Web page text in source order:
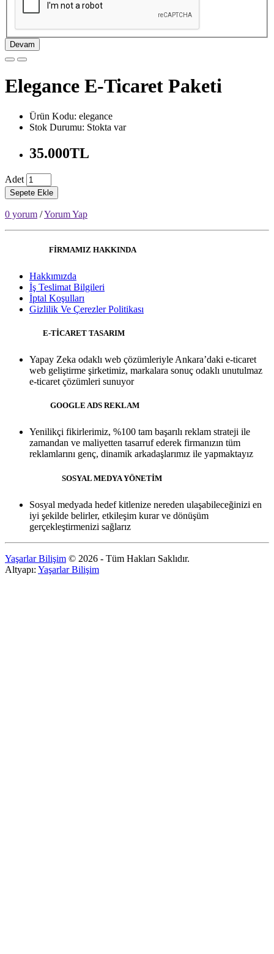
Devam
Elegance E-Ticaret Paketi
Ürün Kodu: elegance
Stok Durumu: Stokta var
35.000TL
Adet
Sepete Ekle
0 yorum /Yorum Yap
FİRMAMIZ HAKKINDA
Hakkımızda
İş Teslimat Bilgileri
İptal Koşulları
Gizlilik Ve Çerezler Politikası
E-TİCARET TASARIM
Yapay Zeka odaklı web çözümleriyle Ankara’daki e-ticaret
web geliştirme şirketimiz, markalara sonuç odaklı unutulmaz
e-ticaret çözümleri sunuyor
GOOGLE ADS REKLAM
Yenilikçi fikirlerimiz, %100 tam başarılı reklam strateji ile
zamandan ve maliyetten tasarruf ederek firmanızın tüm
reklamlarını genç, dinamik arkadaşlarımız ile yapmaktayız
SOSYAL MEDYA YÖNETİM
Sosyal medyada hedef kitlenize nereden ulaşabileceğinizi en
iyi şekilde belirler, etkileşim kurar ve dönüşüm
gerçekleştirmenizi sağlarız
Yaşarlar Bilişim © 2026 - Tüm Hakları Saklıdır.
Altyapı: Yaşarlar Bilişim